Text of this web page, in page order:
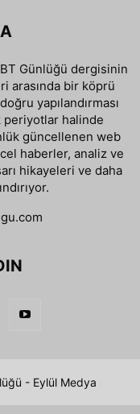
BT Günlüğü dergisinin
arasında bir köprü
yapılandırması
periyotlar halinde
güncellenen web
haberler, analiz ve
hikayeleri ve daha
- Eylül Medya